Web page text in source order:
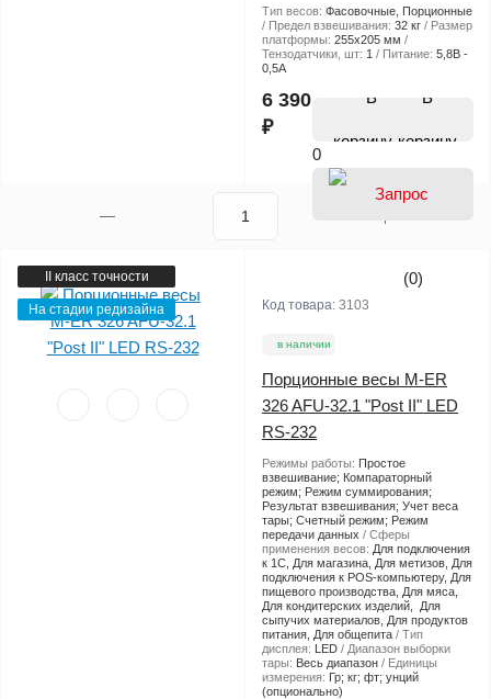
Тип весов: Фасовочные, Порционные
Предел взвешивания: 32 кг
Размер
платформы: 255х205 мм
Тензодатчики, шт: 1 Питание: 5,8В -
0,5А
6 390
₽
В
корзину
0
II класс точности
На стадии редизайна
(0)
Код товара: 3103
в наличии
Порционные весы M-ER
326 AFU-32.1 "Post II" LED
RS-232
Режимы работы: Простое
взвешивание; Компараторный
режим; Режим суммирования;
Результат взвешивания; Учет веса
тары; Счетный режим; Режим
передачи данных
Сферы
применения весов: Для подключения
к 1С, Для магазина, Для метизов, Для
подключения к POS-компьютеру, Для
пищевого производства, Для мяса,
Для кондитерских изделий, Для
сыпучих материалов, Для продуктов
питания, Для общепита
Тип
дисплея: LED
Диапазон выборки
тары: Весь диапазон
Единицы
измерения: Гр; кг; фт; унций
(опционально)